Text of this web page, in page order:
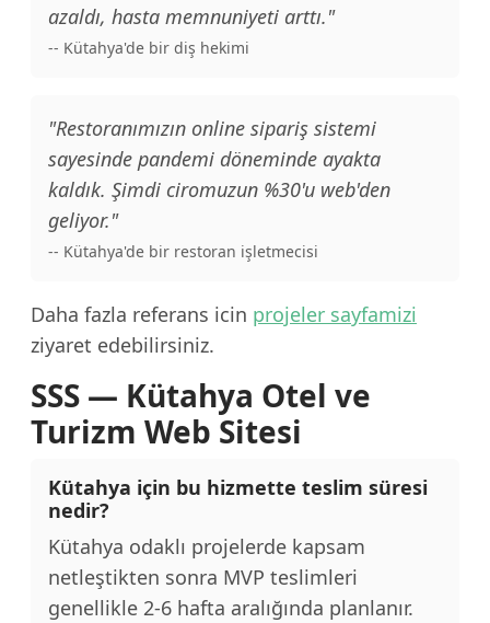
azaldı, hasta memnuniyeti arttı."
-- Kütahya'de bir diş hekimi
"Restoranımızın online sipariş sistemi
sayesinde pandemi döneminde ayakta
kaldık. Şimdi ciromuzun %30'u web'den
geliyor."
-- Kütahya'de bir restoran işletmecisi
Daha fazla referans icin projeler sayfamizi
ziyaret edebilirsiniz.
SSS — Kütahya Otel ve
Turizm Web Sitesi
Kütahya için bu hizmette teslim süresi
nedir?
Kütahya odaklı projelerde kapsam
netleştikten sonra MVP teslimleri
genellikle 2-6 hafta aralığında planlanır.